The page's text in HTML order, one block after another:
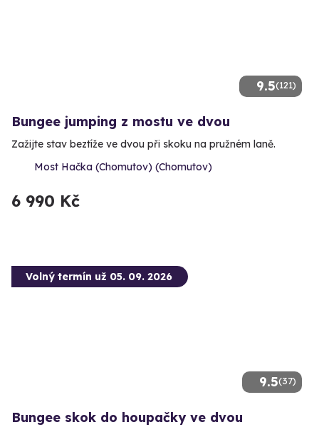
9.5(121)
Bungee jumping z mostu ve dvou
Zažijte stav beztíže ve dvou při skoku na pružném laně.
Most Hačka (Chomutov) (Chomutov)
6 990 Kč
9.5(37)
Volný termín už 05. 09. 2026
Bungee skok do houpačky ve dvou